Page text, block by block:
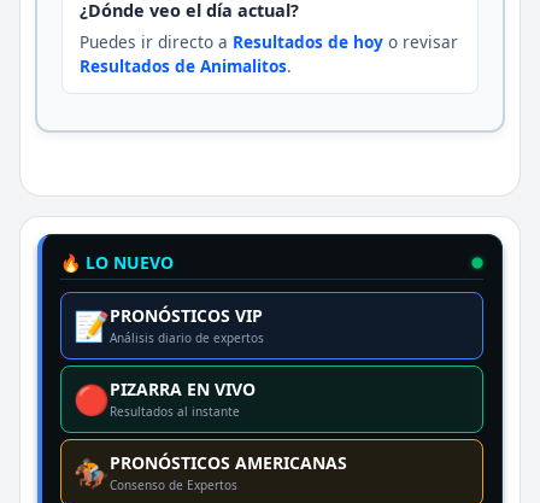
¿Dónde veo el día actual?
Puedes ir directo a Resultados de hoy o revisar
Resultados de Animalitos.
🔥 LO NUEVO
📝PRONÓSTICOS VIP
Análisis diario de expertos
🔴PIZARRA EN VIVO
Resultados al instante
🏇PRONÓSTICOS AMERICANAS
Consenso de Expertos